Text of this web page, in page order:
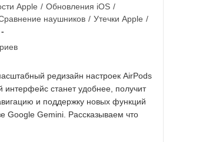
Apple / Обновления iOS /
наушников / Утечки Apple /
редизайн настроек AirPods
интерфейс станет удобнее, получит
и поддержку новых функций
Google Gemini. Рассказываем что